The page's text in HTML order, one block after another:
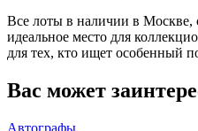
Все лоты в наличии в
идеальное место для
для тех, кто ищет особенный
Вас может